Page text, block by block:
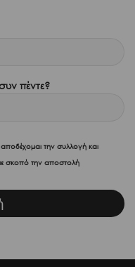
πέντε?
αποδέχομαι την συλλογή και
σκοπό την αποστολή